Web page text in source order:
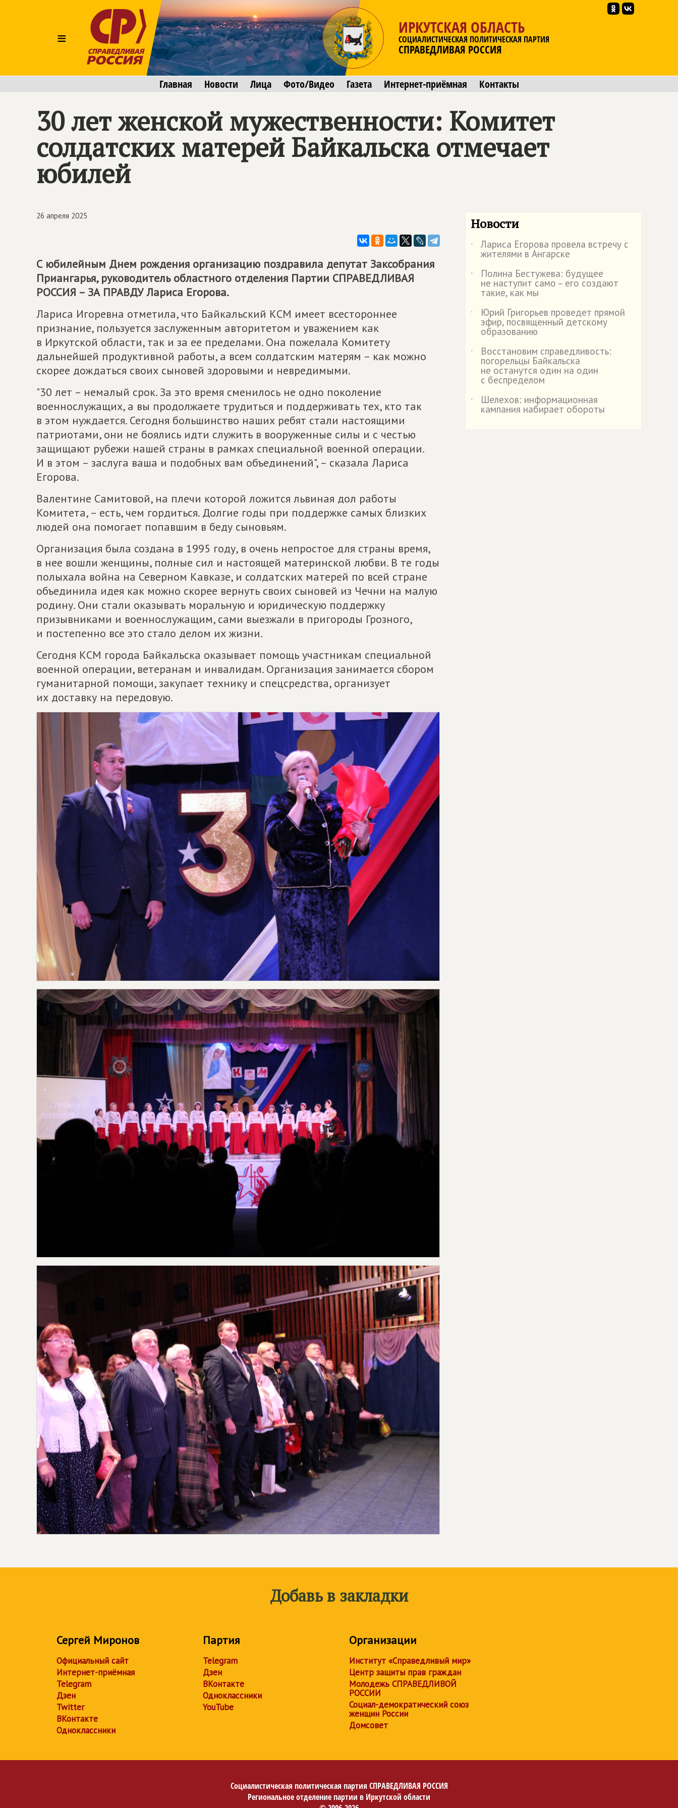
≡
ИРКУТСКАЯ ОБЛАСТЬ
СОЦИАЛИСТИЧЕСКАЯ ПОЛИТИЧЕСКАЯ ПАРТИЯ
СПРАВЕДЛИВАЯ РОССИЯ
Главная Новости Лица Фото/Видео Газета Интернет-приёмная Контакты
30 лет женской мужественности: Комитет
солдатских матерей Байкальска отмечает
юбилей
26 апреля 2025
С юбилейным Днем рождения организацию поздравила депутат Заксобрания
Приангарья, руководитель областного отделения Партии СПРАВЕДЛИВАЯ
РОССИЯ – ЗА ПРАВДУ Лариса Егорова.
Лариса Игоревна отметила, что Байкальский КСМ имеет всестороннее
признание, пользуется заслуженным авторитетом и уважением как
в Иркутской области, так и за ее пределами. Она пожелала Комитету
дальнейшей продуктивной работы, а всем солдатским матерям – как можно
скорее дождаться своих сыновей здоровыми и невредимыми.
"30 лет – немалый срок. За это время сменилось не одно поколение
военнослужащих, а вы продолжаете трудиться и поддерживать тех, кто так
в этом нуждается. Сегодня большинство наших ребят стали настоящими
патриотами, они не боялись идти служить в вооруженные силы и с честью
защищают рубежи нашей страны в рамках специальной военной операции.
И в этом – заслуга ваша и подобных вам объединений", – сказала Лариса
Егорова.
Валентине Самитовой, на плечи которой ложится львиная дол работы
Комитета, – есть, чем гордиться. Долгие годы при поддержке самых близких
людей она помогает попавшим в беду сыновьям.
Организация была создана в 1995 году, в очень непростое для страны время,
в нее вошли женщины, полные сил и настоящей материнской любви. В те годы
полыхала война на Северном Кавказе, и солдатских матерей по всей стране
объединила идея как можно скорее вернуть своих сыновей из Чечни на малую
родину. Они стали оказывать моральную и юридическую поддержку
призывниками и военнослужащим, сами выезжали в пригороды Грозного,
и постепенно все это стало делом их жизни.
Сегодня КСМ города Байкальска оказывает помощь участникам специальной
военной операции, ветеранам и инвалидам. Организация занимается сбором
гуманитарной помощи, закупает технику и спецсредства, организует
их доставку на передовую.
Новости
˙ Лариса Егорова провела встречу с
жителями в Ангарске
˙
Полина Бестужева: будущее
не наступит само – его создают
такие, как мы
˙
Юрий Григорьев проведет прямой
эфир, посвященный детскому
образованию
˙
Восстановим справедливость:
погорельцы Байкальска
не останутся один на один
с беспределом
˙
Шелехов: информационная
кампания набирает обороты
Добавь в закладки
Сергей Миронов
Официальный сайт
Интернет-приёмная
Telegram
Дзен
Twitter
ВКонтакте
Одноклассники
Партия
Telegram
Дзен
ВКонтакте
Одноклассники
YouTube
Организации
Институт «Справедливый мир»
Центр защиты прав граждан
Молодежь СПРАВЕДЛИВОЙ
РОССИИ
Социал-демократический союз
женщин России
Домсовет
Социалистическая политическая партия СПРАВЕДЛИВАЯ РОССИЯ
Региональное отделение партии в Иркутской области